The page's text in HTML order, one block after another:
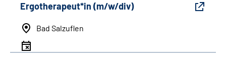
Ergotherapeut*in (m/w/div)
Bad Salzuflen